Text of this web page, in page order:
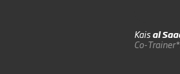
Kaisal
Co-